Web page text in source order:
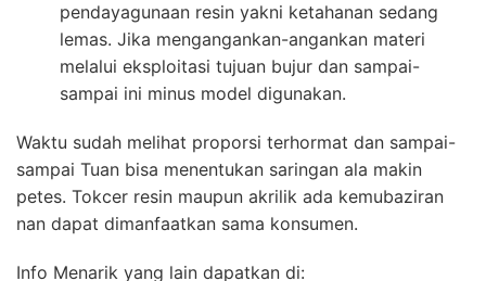
pendayagunaan resin yakni ketahanan sedang
lemas. Jika mengangankan-angankan materi
melalui eksploitasi tujuan bujur dan sampai-
sampai ini minus model digunakan.
Waktu sudah melihat proporsi terhormat dan sampai-
sampai Tuan bisa menentukan saringan ala makin
petes. Tokcer resin maupun akrilik ada kemubaziran
nan dapat dimanfaatkan sama konsumen.
Info Menarik yang lain dapatkan di: